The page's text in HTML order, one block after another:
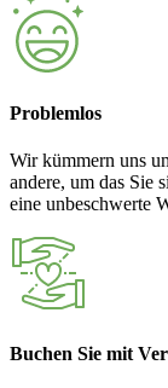
Problemlos
Wir kümmern uns
andere, um das Sie
eine unbeschwerte
Buchen Sie mit